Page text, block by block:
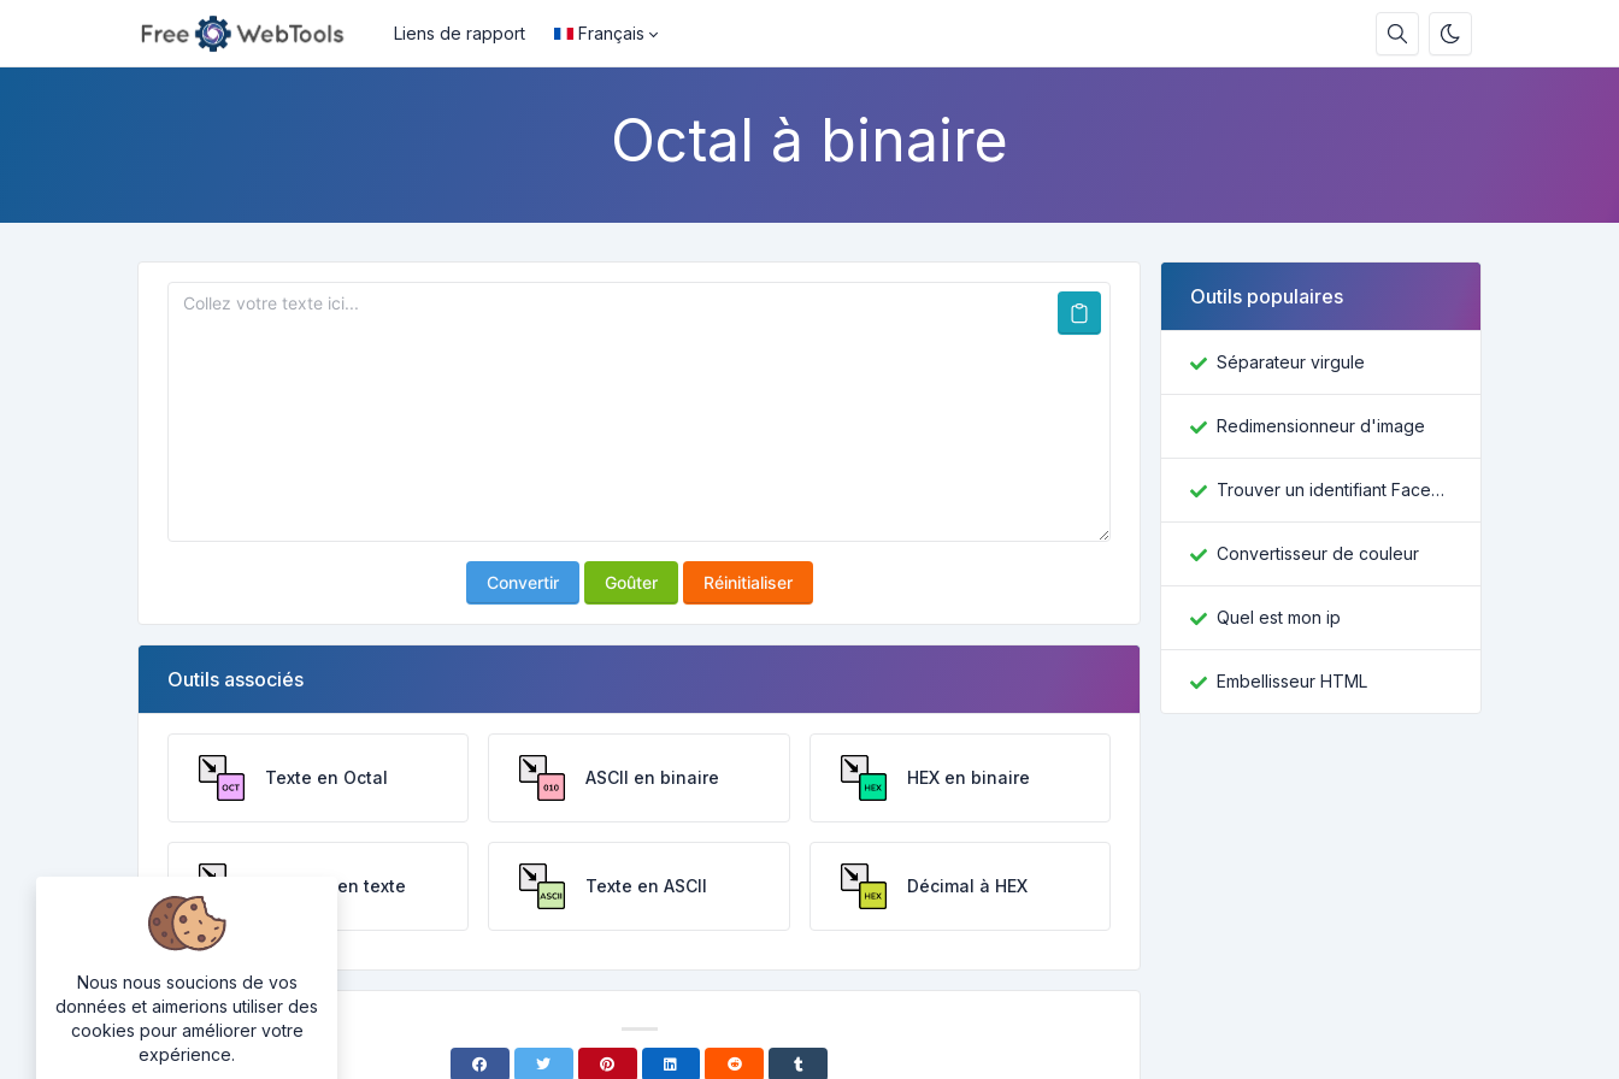
Liens de rapport Français
Octal à binaire
Convertir Goûter Réinitialiser
Outils associés
Texte en Octal ASCII en binaire HEX en binaire
Décimal en texte Texte en ASCII Décimal à HEX
Outils populaires
Séparateur virgule
Redimensionneur d'image
Trouver un identifiant Facebook
Convertisseur de couleur
Quel est mon ip
Embellisseur HTML
Nous nous soucions de vos
données et aimerions utiliser des
cookies pour améliorer votre
expérience.